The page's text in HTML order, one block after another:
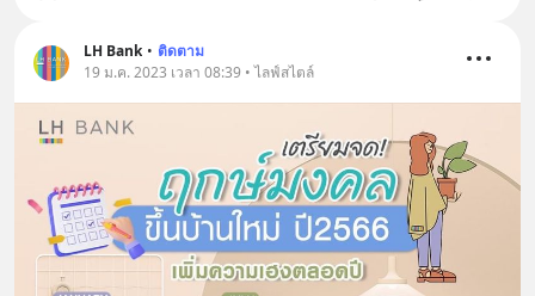
LH Bank • ติดตาม
19 ม.ค. 2023 เวลา 08:39 • ไลฟ์สไตล์